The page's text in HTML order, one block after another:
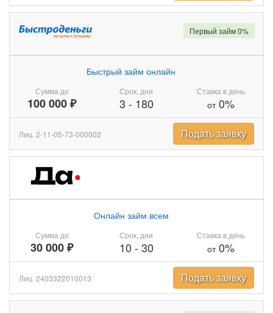
Сумма до
100 000 ₽
Быстрый займ онлайн
Срок, дни
3 - 180
Ставка в день
от0%
Первый займ 0%
Лиц. 2-11-05-73-000002 Подать заявку
Сумма до
30 000 ₽
Онлайн займ всем
Срок, дни
10 - 30
Ставка в день
от0%
Лиц. 2403322010013 Подать заявку